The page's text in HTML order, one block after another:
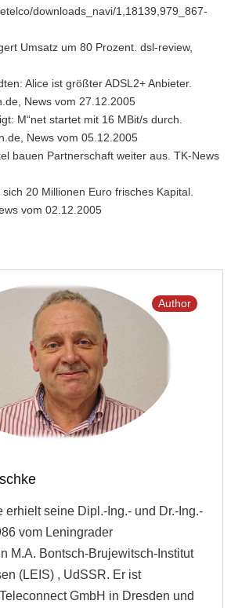
downloads_navi/1,18139,979_867-
Umsatz um 80 Prozent. dsl-review,
Alice ist größter ADSL2+ Anbieter.
News vom 27.12.2005
M“net startet mit 16 MBit/s durch.
News vom 05.12.2005
bauen Partnerschaft weiter aus. TK-News
20 Millionen Euro frisches Kapital.
vom 02.12.2005
erhielt seine Dipl.-Ing.- und Dr.-Ing.-
vom Leningrader
M.A. Bontsch-Brujewitsch-Institut
(LEIS) , UdSSR. Er ist
GmbH in Dresden und
Author